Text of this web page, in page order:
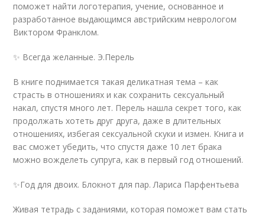
поможет найти логотерапия, учение, основанное и
разработанное выдающимся австрийским неврологом
Виктором Франклом.
✨ Всегда желанные. Э.Перель
В книге поднимается такая деликатная тема – как
страсть в отношениях и как сохранить сексуальный
накал, спустя много лет. Перель нашла секрет того, как
продолжать хотеть друг друга, даже в длительных
отношениях, избегая сексуальной скуки и измен. Книга и
вас сможет убедить, что спустя даже 10 лет брака
можно вожделеть супруга, как в первый год отношений.
✨Год для двоих. Блокнот для пар. Лариса Парфентьева
Живая тетрадь с заданиями, которая поможет вам стать